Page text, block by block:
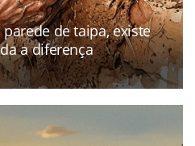
de taipa, existe
a diferença